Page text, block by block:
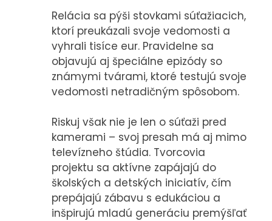
KONTAKT
Relácia sa pýši stovkami súťažiacich,
ktorí preukázali svoje vedomosti a
vyhrali tisíce eur. Pravidelne sa
objavujú aj špeciálne epizódy so
známymi tvárami, ktoré testujú svoje
vedomosti netradičným spôsobom.
Riskuj však nie je len o súťaži pred
kamerami – svoj presah má aj mimo
televízneho štúdia. Tvorcovia
projektu sa aktívne zapájajú do
školských a detských iniciatív, čím
prepájajú zábavu s edukáciou a
inšpirujú mladú generáciu premýšľať